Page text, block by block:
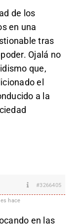
de los
en una
tras
Ojalá no
que,
el
a la
#3266405
hace
en las